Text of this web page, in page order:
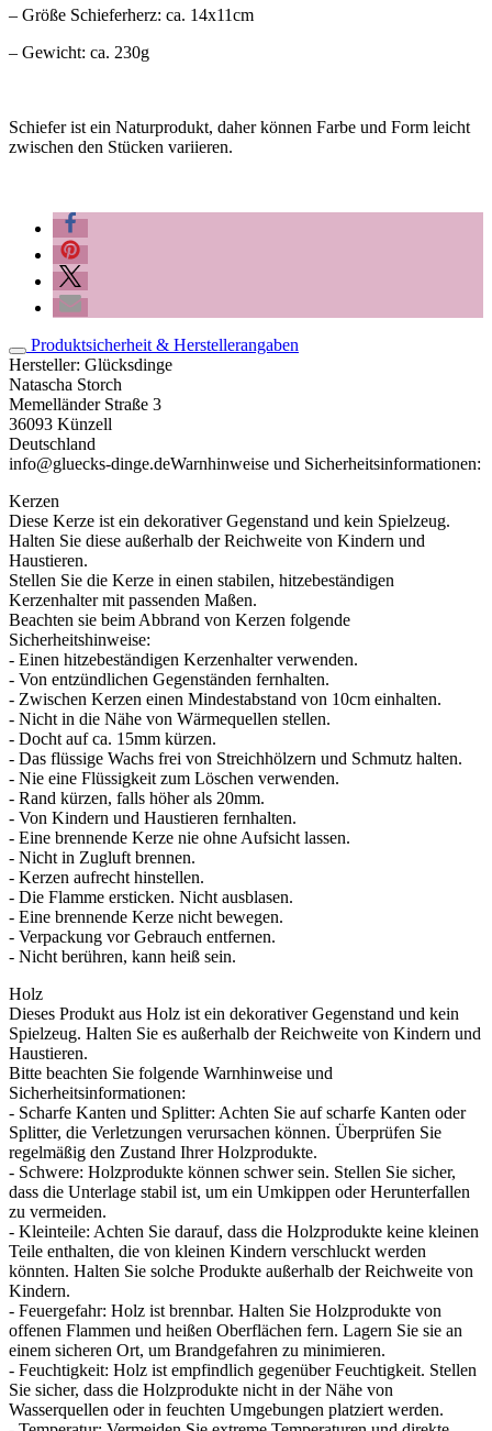
– Größe Schieferherz: ca. 14x11cm
– Gewicht: ca. 230g
Schiefer ist ein Naturprodukt, daher können Farbe und Form leicht
zwischen den Stücken variieren.
Produktsicherheit & Herstellerangaben
Hersteller: Glücksdinge
Natascha Storch
Memelländer Straße 3
36093 Künzell
Deutschland
info@gluecks-dinge.deWarnhinweise und Sicherheitsinformationen:
Kerzen
Diese Kerze ist ein dekorativer Gegenstand und kein Spielzeug.
Halten Sie diese außerhalb der Reichweite von Kindern und
Haustieren.
Stellen Sie die Kerze in einen stabilen, hitzebeständigen
Kerzenhalter mit passenden Maßen.
Beachten sie beim Abbrand von Kerzen folgende
Sicherheitshinweise:
- Einen hitzebeständigen Kerzenhalter verwenden.
- Von entzündlichen Gegenständen fernhalten.
- Zwischen Kerzen einen Mindestabstand von 10cm einhalten.
- Nicht in die Nähe von Wärmequellen stellen.
- Docht auf ca. 15mm kürzen.
- Das flüssige Wachs frei von Streichhölzern und Schmutz halten.
- Nie eine Flüssigkeit zum Löschen verwenden.
- Rand kürzen, falls höher als 20mm.
- Von Kindern und Haustieren fernhalten.
- Eine brennende Kerze nie ohne Aufsicht lassen.
- Nicht in Zugluft brennen.
- Kerzen aufrecht hinstellen.
- Die Flamme ersticken. Nicht ausblasen.
- Eine brennende Kerze nicht bewegen.
- Verpackung vor Gebrauch entfernen.
- Nicht berühren, kann heiß sein.
Holz
Dieses Produkt aus Holz ist ein dekorativer Gegenstand und kein
Spielzeug. Halten Sie es außerhalb der Reichweite von Kindern und
Haustieren.
Bitte beachten Sie folgende Warnhinweise und
Sicherheitsinformationen:
- Scharfe Kanten und Splitter: Achten Sie auf scharfe Kanten oder
Splitter, die Verletzungen verursachen können. Überprüfen Sie
regelmäßig den Zustand Ihrer Holzprodukte.
- Schwere: Holzprodukte können schwer sein. Stellen Sie sicher,
dass die Unterlage stabil ist, um ein Umkippen oder Herunterfallen
zu vermeiden.
- Kleinteile: Achten Sie darauf, dass die Holzprodukte keine kleinen
Teile enthalten, die von kleinen Kindern verschluckt werden
könnten. Halten Sie solche Produkte außerhalb der Reichweite von
Kindern.
- Feuergefahr: Holz ist brennbar. Halten Sie Holzprodukte von
offenen Flammen und heißen Oberflächen fern. Lagern Sie sie an
einem sicheren Ort, um Brandgefahren zu minimieren.
- Feuchtigkeit: Holz ist empfindlich gegenüber Feuchtigkeit. Stellen
Sie sicher, dass die Holzprodukte nicht in der Nähe von
Wasserquellen oder in feuchten Umgebungen platziert werden.